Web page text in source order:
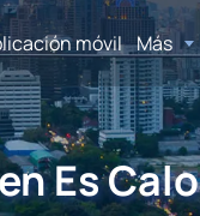
móvil Más
Es Calo